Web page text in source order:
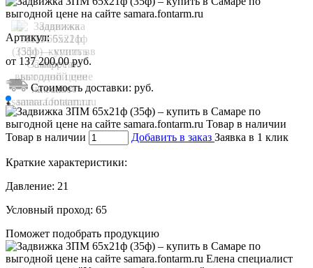
Артикул:
от 137 200,00руб.
Стоимость доставки: руб.
Товар в наличии Добавить в заказ Заявка в 1 клик
Краткие характеристики:
Давление: 21
Условный проход: 65
Поможет подобрать продукцию